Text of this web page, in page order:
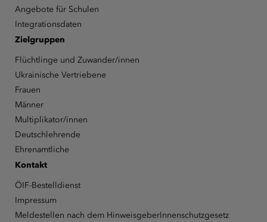
Angebote für Schulen
Integrationsdaten
Zielgruppen
Flüchtlinge und Zuwander/innen
Ukrainische Vertriebene
Frauen
Männer
Multiplikator/innen
Deutschlehrende
Ehrenamtliche
Kontakt
ÖIF-Bestelldienst
Impressum
Meldestellen nach dem HinweisgeberInnenschutzgesetz